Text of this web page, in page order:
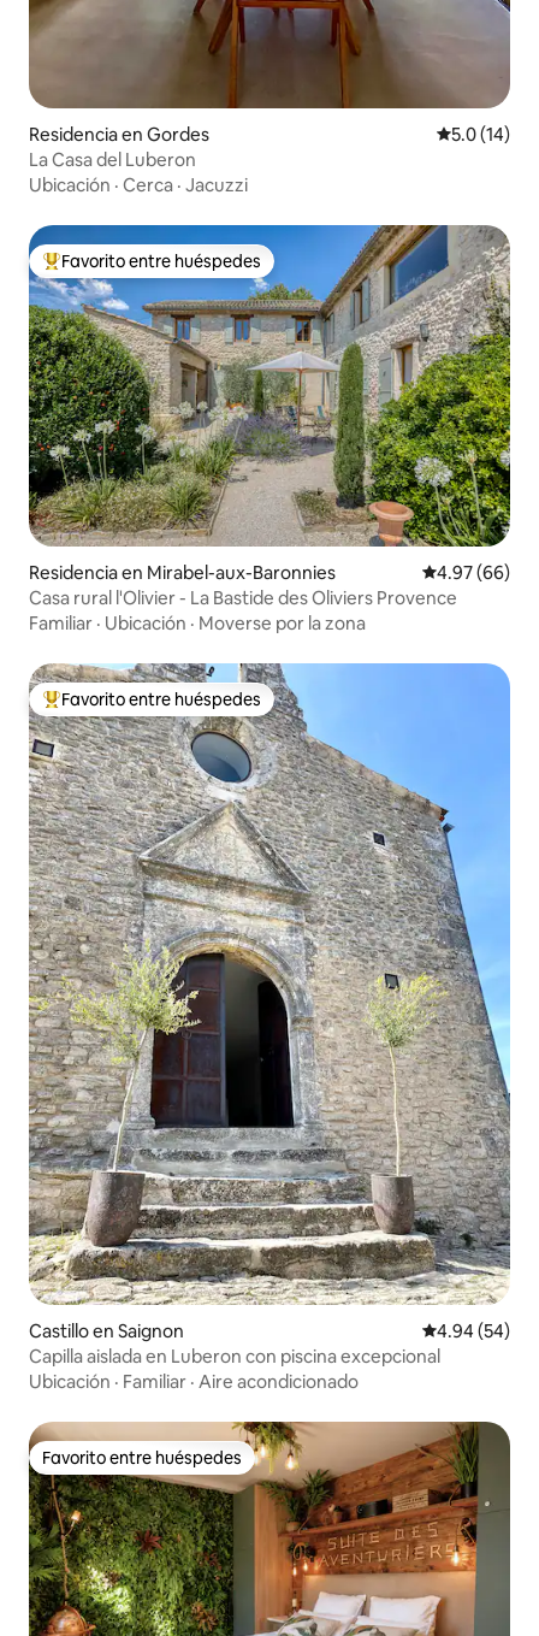
Residencia en Gordes Calificación
5.0 (14)
La Casa del Luberon
Ubicación · Cerca · Jacuzzi
De los mejores en Favorito entre huéspedes
Favorito entre huéspedes
Residencia en Mirabel-aux-Baronnies Calificación
4.97 (66)
Casa rural l'Olivier - La Bastide des Oliviers Provence
Familiar · Ubicación · Moverse por la zona
De los mejores en Favorito entre huéspedes
Favorito entre huéspedes
Castillo en Saignon Calificación
4.94 (54)
Capilla aislada en Luberon con piscina excepcional
Ubicación · Familiar · Aire acondicionado
Favorito entre huéspedes
Favorito entre huéspedes